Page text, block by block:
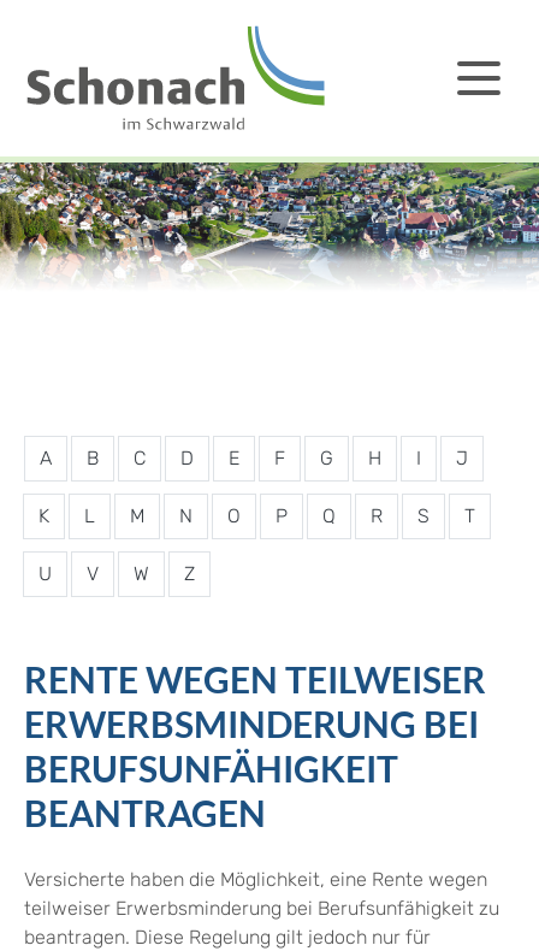
A B C D E F G H I J
K L M N O P Q R S T
U V W Z
RENTE WEGEN TEILWEISER
ERWERBSMINDERUNG BEI
BERUFSUNFÄHIGKEIT
BEANTRAGEN
Versicherte haben die Möglichkeit, eine Rente wegen
teilweiser Erwerbsminderung bei Berufsunfähigkeit zu
beantragen. Diese Regelung gilt jedoch nur für